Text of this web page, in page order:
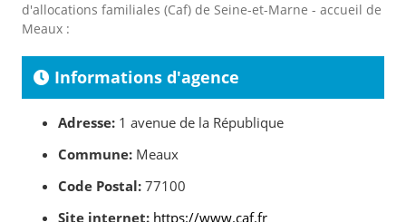
d'allocations familiales (Caf) de Seine-et-Marne - accueil de
Meaux :
Informations d'agence
Adresse: 1 avenue de la République
Commune: Meaux
Code Postal: 77100
Site internet: https://www.caf.fr